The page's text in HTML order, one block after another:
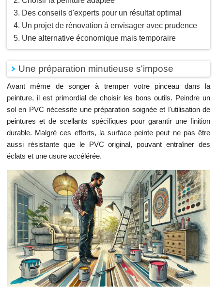
Des conseils d'experts pour un résultat optimal
Un projet de rénovation à envisager avec prudence
Une alternative économique mais temporaire
Une préparation minutieuse s'impose
Avant même de songer à tremper votre pinceau dans la
peinture, il est primordial de choisir les bons outils. Peindre un
sol en PVC nécessite une préparation soignée et l'utilisation de
peintures et de scellants spécifiques pour garantir une finition
durable. Malgré ces efforts, la surface peinte peut ne pas être
aussi résistante que le PVC original, pouvant entraîner des
éclats et une usure accélérée.